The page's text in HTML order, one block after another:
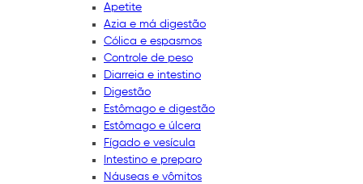
Apetite
Azia e má digestão
Cólica e espasmos
Controle de peso
Diarreia e intestino
Digestão
Estômago e digestão
Estômago e úlcera
Fígado e vesícula
Intestino e preparo
Náuseas e vômitos